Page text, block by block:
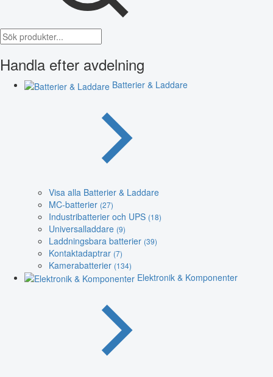
Handla efter avdelning
Batterier & Laddare
Visa alla Batterier & Laddare
MC-batterier (27)
Industribatterier och UPS (18)
Universalladdare (9)
Laddningsbara batterier (39)
Kontaktadaptrar (7)
Kamerabatterier (134)
Elektronik & Komponenter